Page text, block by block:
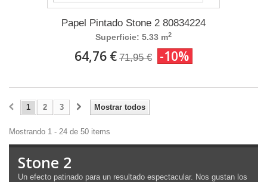
Papel Pintado Stone 2 80834224
Superficie: 5.33 m2
64,76 € 71,95 € -10%
Mostrar todos
1 2 3
Mostrando 1 - 24 de 50 items
Stone 2
Un efecto patinado para un resultado espectacular. Nos gustan los